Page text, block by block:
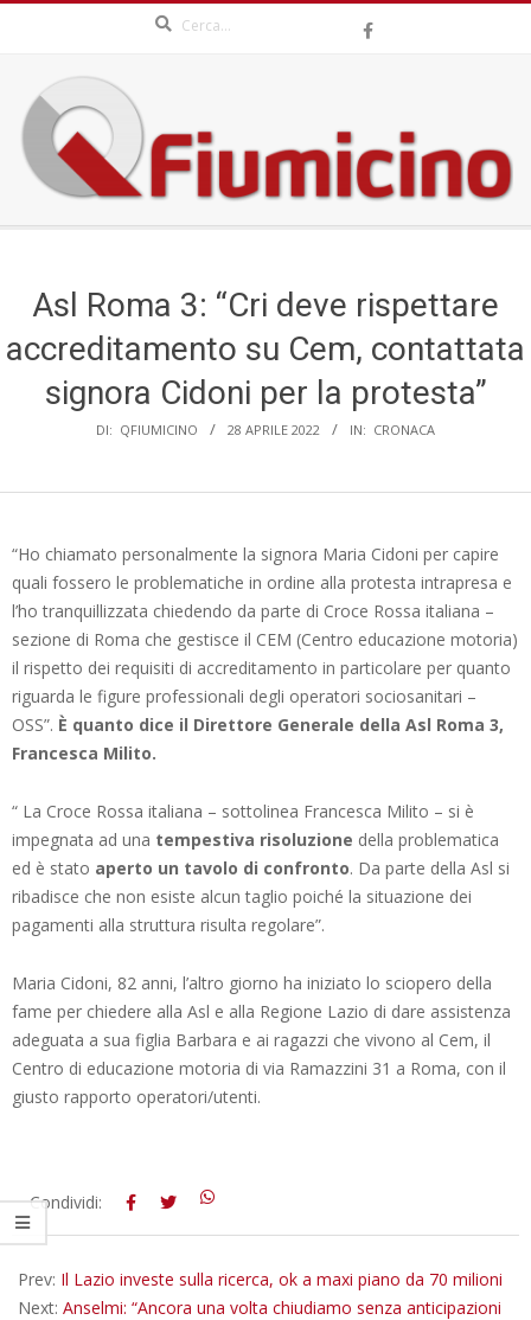
content
QFIUMICINO.COM
MenuAsl Roma 3: “Cri deve rispettare
accreditamento su Cem, contattata
signora Cidoni per la protesta”
DI: QFIUMICINO 28 APRILE 2022 IN: CRONACA
“Ho chiamato personalmente la signora Maria Cidoni per capire
quali fossero le problematiche in ordine alla protesta intrapresa e
l’ho tranquillizzata chiedendo da parte di Croce Rossa italiana –
sezione di Roma che gestisce il CEM (Centro educazione motoria)
il rispetto dei requisiti di accreditamento in particolare per quanto
riguarda le figure professionali degli operatori sociosanitari –
OSS”. È quanto dice il Direttore Generale della Asl Roma 3,
Francesca Milito.
“ La Croce Rossa italiana – sottolinea Francesca Milito – si è
impegnata ad una tempestiva risoluzione della problematica
ed è stato aperto un tavolo di confronto. Da parte della Asl si
ribadisce che non esiste alcun taglio poiché la situazione dei
pagamenti alla struttura risulta regolare”.
Maria Cidoni, 82 anni, l’altro giorno ha iniziato lo sciopero della
fame per chiedere alla Asl e alla Regione Lazio di dare assistenza
adeguata a sua figlia Barbara e ai ragazzi che vivono al Cem, il
Centro di educazione motoria di via Ramazzini 31 a Roma, con il
giusto rapporto operatori/utenti.
2022-
04-
Condividi:
Prev: Il Lazio investe sulla ricerca, ok a maxi piano da 70 milioni
Next: Anselmi: “Ancora una volta chiudiamo senza anticipazioni